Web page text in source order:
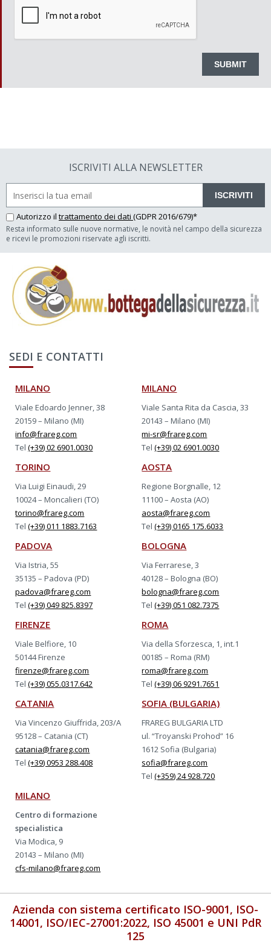
ISCRIVITI ALLA NEWSLETTER
ISCRIVITI
Autorizzo il trattamento dei dati (GDPR 2016/679)*
Resta informato sulle nuove normative, le novità nel campo della sicurezza
e ricevi le promozioni riservate agli iscritti.
SEDI E CONTATTI
MILANO
Viale Edoardo Jenner, 38
20159 – Milano (MI)
info@frareg.com
Tel(+39) 02 6901.0030
MILANO
Viale Santa Rita da Cascia, 33
20143 – Milano (MI)
mi-sr@frareg.com
Tel(+39) 02 6901.0030
TORINO
Via Luigi Einaudi, 29
10024 – Moncalieri (TO)
torino@frareg.com
Tel(+39) 011 1883.7163
AOSTA
Regione Borgnalle, 12
11100 – Aosta (AO)
aosta@frareg.com
Tel(+39) 0165 175.6033
PADOVA
Via Istria, 55
35135 – Padova (PD)
padova@frareg.com
Tel(+39) 049 825.8397
BOLOGNA
Via Ferrarese, 3
40128 – Bologna (BO)
bologna@frareg.com
Tel(+39) 051 082.7375
FIRENZE
Viale Belfiore, 10
50144 Firenze
firenze@frareg.com
Tel(+39) 055.0317.642
ROMA
Via della Sforzesca, 1, int.1
00185 – Roma (RM)
roma@frareg.com
Tel(+39) 06 9291.7651
CATANIA
Via Vincenzo Giuffrida, 203/A
95128 – Catania (CT)
catania@frareg.com
Tel(+39) 0953 288.408
SOFIA (BULGARIA)
FRAREG BULGARIA LTD
ul. “Troyanski Prohod” 16
1612 Sofia (Bulgaria)
sofia@frareg.com
Tel(+359) 24 928.720
MILANO
Centro di formazione
specialistica
Via Modica, 9
20143 – Milano (MI)
cfs-milano@frareg.com
Azienda con sistema certificato ISO-9001, ISO-
14001, ISO/IEC-27001:2022, ISO 45001 e UNI PdR
125